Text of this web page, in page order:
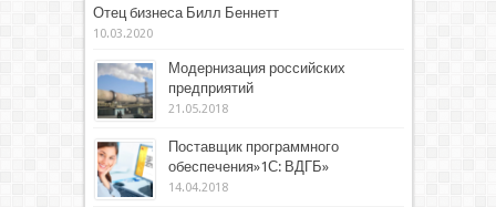
Отец бизнеса Билл Беннетт
10.03.2020
Модернизация российских
предприятий
21.05.2018
Поставщик программного
обеспечения»1С: ВДГБ»
14.04.2018